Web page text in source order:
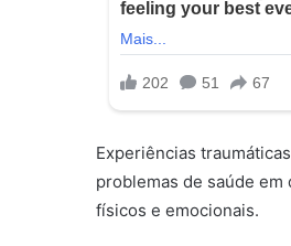
Experiências
problemas de saúde
físicos e emocionais.